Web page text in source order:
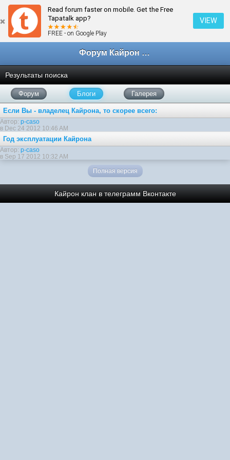
Read forum faster on mobile. Get the Free
Tapatalk app?
FREE - on Google Play
VIEW
Форум Кайрон клана
Результаты поиска
Форум Блоги Галерея
Если Вы - владелец Кайрона, то скорее всего:
Автор: p-caso
в Dec 24 2012 10:46 AM
Год эксплуатации Кайрона
Автор: p-caso
в Sep 17 2012 10:32 AM
Полная версия
Кайрон клан в телеграмм Вконтакте